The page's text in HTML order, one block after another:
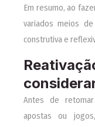
Em resumo, ao
variados meios
construtiva e
Antes de
apostas ou